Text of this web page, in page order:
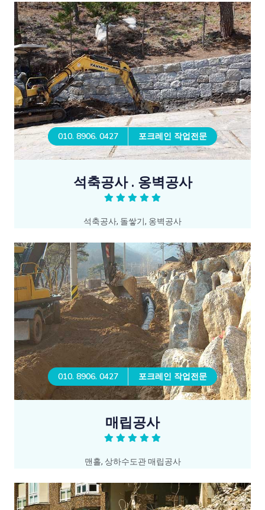
010. 8906. 0427 포크레인 작업전문
석축공사 . 옹벽공사
석축공사, 돌쌓기, 옹벽공사
010. 8906. 0427 포크레인 작업전문
매립공사
맨홀, 상하수도관 매립공사